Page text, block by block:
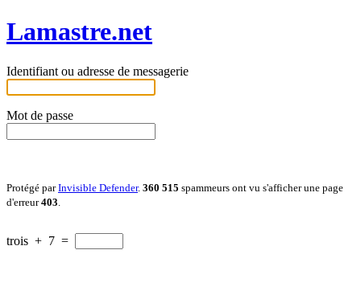
Lamastre.net
Identifiant ou adresse de messagerie
Mot de passe
Protégé parInvisible Defender. 360 515 spammeurs ont vu s'afficher une page
d'erreur403
trois + 7 =